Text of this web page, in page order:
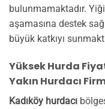
bulunmamaktadır.
aşamasına destek
büyük katkıyı
Yüksek Hurda
Yakın Hurdacı
Kadıköy hurdacı